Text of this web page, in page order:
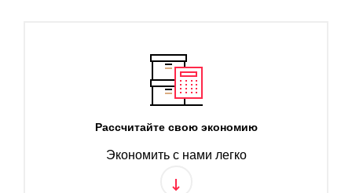
Рассчитайте свою экономию
Экономить с нами легко